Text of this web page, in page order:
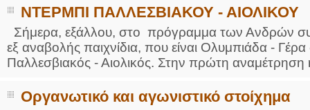
ΝΤΕΡΜΠΙ ΠΑΛΛΕΣΒΙΑΚΟΥ - ΑΙΟΛΙΚΟΥ
Σήμερα, εξάλλου, στο πρόγραμμα των Ανδρών
εξ αναβολής παιχνίδια, που είναι Ολυμπιάδα -
Παλλεσβιακός - Αιολικός. Στην πρώτη αναμέτρηση
Οργανωτικό και αγωνιστικό στοίχημα